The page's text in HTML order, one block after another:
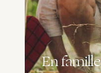
En famille